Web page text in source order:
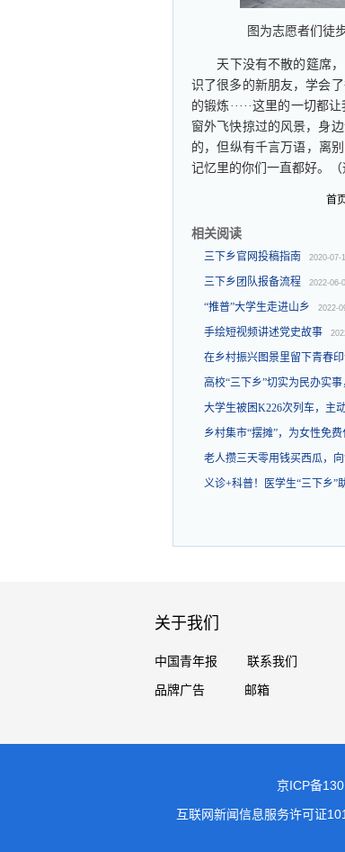
图为志愿者们徒
天下没有不散的筵席，
识了很多的新朋友，学会
的锻炼·····这里的一切都
窗外飞快掠过的风景，身
的，但纵有千言万语，离
记忆里的你们一直都好。（
首
相关阅读
三下乡官网投稿指南 2020-07-
三下乡团队报备流程 2022-06-
“推普”大学生走进山乡 2022-
手绘短视频讲述党史故事
在乡村振兴图景里留下青春
高校“三下乡”切实为民办实事
大学生被困K226次列车，主
乡村集市“摆摊”，为女性免
老人攒三天零用钱买西瓜，
义诊+科普！医学生“三下乡”
关于我们
中国青年报
联系我们
品牌广告
邮箱
京ICP备
互联网新闻信息服务许可证